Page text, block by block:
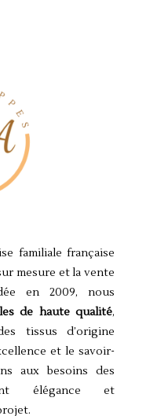
familiale française
mesure et la vente
en 2009, nous
de haute qualité,
tissus d’origine
et le savoir-
aux besoins des
élégance et